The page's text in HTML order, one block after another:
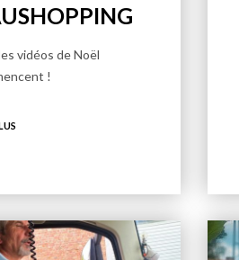
vidéos de Noël
!